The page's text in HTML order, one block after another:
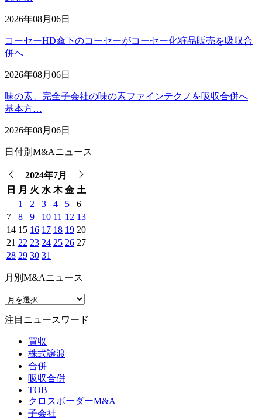
2026年08月06日
コーセーHD傘下のコーセーがコーセー化粧品販売を吸収合
併へ
2026年08月06日
味の素、完全子会社の味の素ファインテクノを吸収合併へ
基本方…
2026年08月06日
日付別M&Aニュース
2024年7月
日
月 火 水 木 金 土
1
2 3 4 5
6
7
8 9 10 11 12 13
14 15 16 17 18 19 20
21 22 23 24 25 26 27
28 29 30 31
月別M&Aニュース
注目ニュースワード
買収
株式譲渡
合併
吸収合併
TOB
クロスボーダーM&A
子会社